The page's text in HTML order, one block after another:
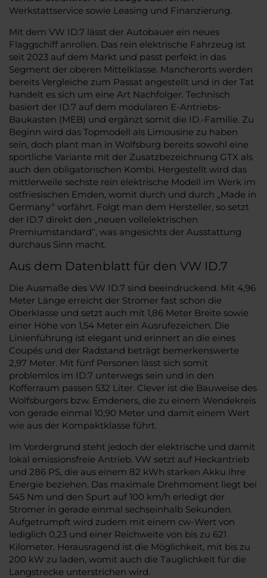
Werkstattservice sowie Leasing und Finanzierung.
Mit dem VW ID.7 lässt der Autobauer ein neues
Flaggschiff anrollen. Das rein elektrische Fahrzeug ist
seit 2023 auf dem Markt und passt perfekt in das
Segment der oberen Mittelklasse. Mancherorts werden
bereits Vergleiche zum Passat angestellt und in der Tat
handelt es sich um eine Art Nachfolger. Technisch
basiert der ID.7 auf dem modularen E-Antriebs-
Baukasten (MEB) und ergänzt somit die ID.-Familie. Zu
Beginn wird das Topmodell als Limousine zu haben
sein, doch plant man in Wolfsburg bereits sowohl eine
sportliche Variante mit der Zusatzbezeichnung GTX als
auch den obligatorischen Kombi. Hergestellt wird das
mittlerweile sechste rein elektrische Modell im Werk im
ostfriesischen Emden, womit durch und durch „Made in
Germany“ vorfährt. Folgt man dem Hersteller, so setzt
der ID.7 direkt den „neuen vollelektrischen
Premiumstandard“, was angesichts der Ausstattung
durchaus Sinn macht.
Aus dem Datenblatt für den VW ID.7
Die Ausmaße des VW ID.7 sind beeindruckend. Mit 4,96
Meter Länge erreicht der Stromer fast schon die
Oberklasse und setzt auch mit 1,86 Meter Breite sowie
einer Höhe von 1,54 Meter ein Ausrufezeichen. Die
Linienführung ist elegant und erinnert an die eines
Coupés und der Radstand beträgt bemerkenswerte
2,97 Meter. Mit fünf Personen lässt sich somit
problemlos im ID.7 unterwegs sein und in den
Kofferraum passen 532 Liter. Clever ist die Bauweise des
Wolfsburgers bzw. Emdeners, die zu einem Wendekreis
von gerade einmal 10,90 Meter und damit einem Wert
wie aus der Kompaktklasse führt.
Im Vordergrund steht jedoch der elektrische und damit
lokal emissionsfreie Antrieb. VW setzt auf Heckantrieb
und 286 PS, die aus einem 82 kWh starken Akku ihre
Energie beziehen. Das maximale Drehmoment liegt bei
545 Nm und den Spurt auf 100 km/h erledigt der
Stromer in gerade einmal sechseinhalb Sekunden.
Aufgetrumpft wird zudem mit einem cw-Wert von
lediglich 0,23 und einer Reichweite von bis zu 621
Kilometer. Herausragend ist die Möglichkeit, mit bis zu
200 kW zu laden, womit auch die Tauglichkeit für die
Langstrecke unterstrichen wird.